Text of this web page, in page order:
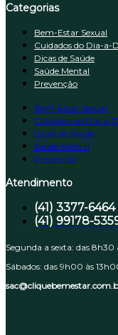
Categorias
Bem-Estar Sexual
Cuidados do Dia-a-
Dicas de Saúde
Saúde Mental
Prevenção
Bem-Estar Sexual
Cuidados do Dia-a-
Dicas de Saúde
Saúde Mental
Prevenção
Atendimento
(41) 3377-6464
(41) 99178-
Segunda a sexta: das 8h30
Sábados: das 9h00 às